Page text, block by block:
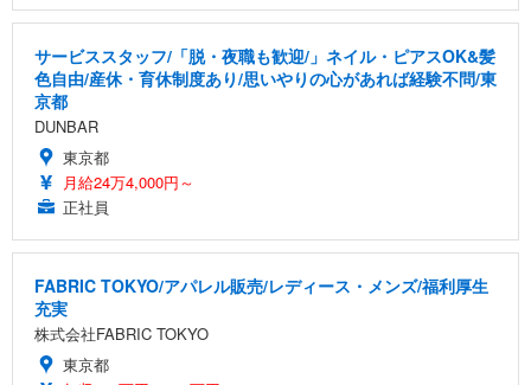
サービススタッフ/「脱・夜職も歓迎/」ネイル・ピアスOK&髪
色自由/産休・育休制度あり/思いやりの心があれば経験不問/東
京都
DUNBAR
東京都
月給24万4,000円～
正社員
FABRIC TOKYO/アパレル販売/レディース・メンズ/福利厚生
充実
株式会社FABRIC TOKYO
東京都